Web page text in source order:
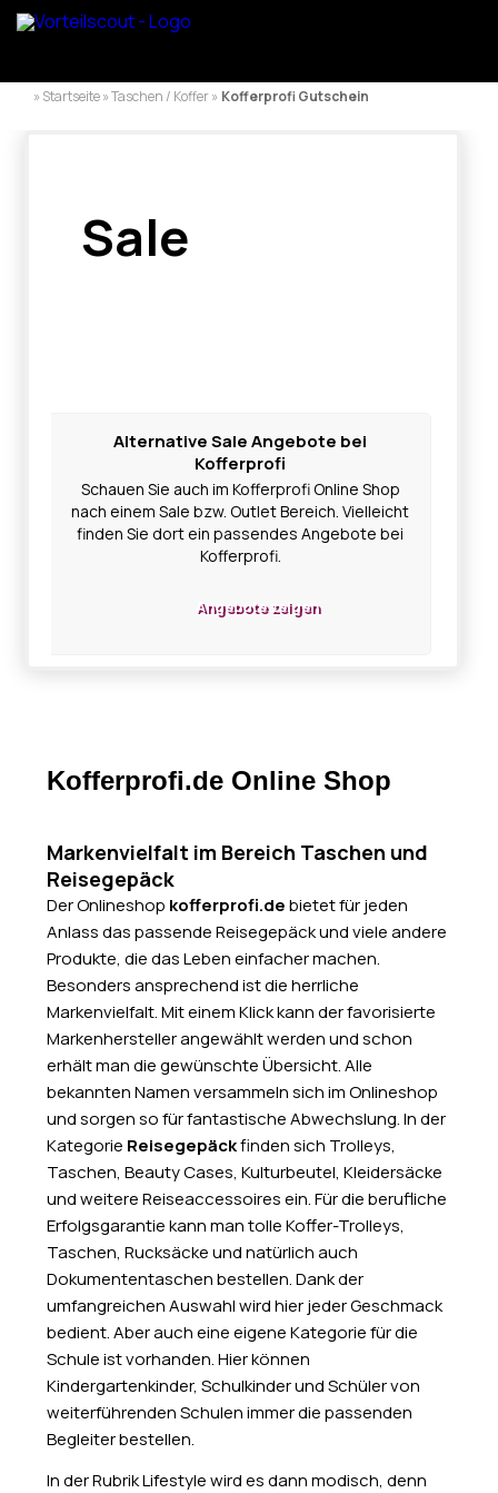
» Startseite » Taschen / Koffer » Kofferprofi Gutschein
Sale
Alternative Sale Angebote bei
Kofferprofi
Schauen Sie auch im Kofferprofi Online Shop
nach einem Sale bzw. Outlet Bereich. Vielleicht
finden Sie dort ein passendes Angebote bei
Kofferprofi.
Angebote zeigen
Kofferprofi.de Online Shop
Markenvielfalt im Bereich Taschen und
Reisegepäck
Der Onlineshop kofferprofi.debietet für jeden
Anlass das passende Reisegepäck und viele andere
Produkte, die das Leben einfacher machen.
Besonders ansprechend ist die herrliche
Markenvielfalt. Mit einem Klick kann der favorisierte
Markenhersteller angewählt werden und schon
erhält man die gewünschte Übersicht. Alle
bekannten Namen versammeln sich im Onlineshop
und sorgen so für fantastische Abwechslung. In der
Kategorie Reisegepäckfinden sich Trolleys,
Taschen, Beauty Cases, Kulturbeutel, Kleidersäcke
und weitere Reiseaccessoires ein. Für die berufliche
Erfolgsgarantie kann man tolle Koffer-Trolleys,
Taschen, Rucksäcke und natürlich auch
Dokumententaschen bestellen. Dank der
umfangreichen Auswahl wird hier jeder Geschmack
bedient. Aber auch eine eigene Kategorie für die
Schule ist vorhanden. Hier können
Kindergartenkinder, Schulkinder und Schüler von
weiterführenden Schulen immer die passenden
Begleiter bestellen.
In der Rubrik Lifestyle wird es dann modisch, denn